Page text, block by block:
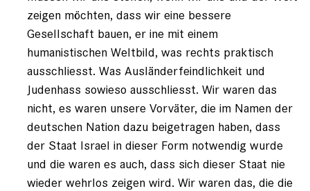
zeigen möchten, dass wir eine bessere
Gesellschaft bauen, er ine mit einem
humanistischen Weltbild, was rechts praktisch
ausschliesst. Was Ausländerfeindlichkeit und
Judenhass sowieso ausschliesst. Wir waren das
nicht, es waren unsere Vorväter, die im Namen der
deutschen Nation dazu beigetragen haben, dass
der Staat Israel in dieser Form notwendig wurde
und die waren es auch, dass sich dieser Staat nie
wieder wehrlos zeigen wird. Wir waren das, die die